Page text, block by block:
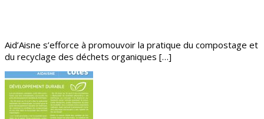
Aid’Aisne s’efforce à promouvoir la pratique du compostage et
du recyclage des déchets organiques […]